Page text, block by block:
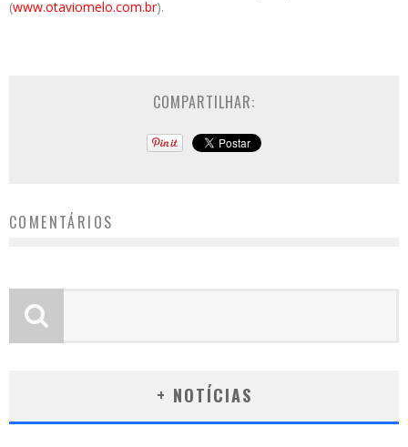
(www.otaviomelo.com.br).
COMPARTILHAR:
COMENTÁRIOS
+ NOTÍCIAS